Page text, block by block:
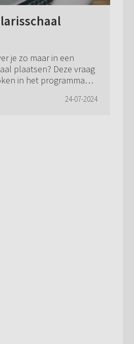
je zo maar in een
Deze vraag
in het programma
24-07-2024